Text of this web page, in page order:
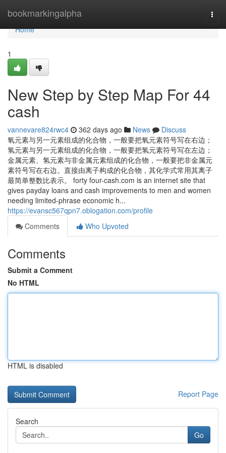
bookmarkingalpha
Home
Home
1
New Step by Step Map For 44
cash
vannevare824rwc4 362 days ago News
Discuss
氧元素与另一元素组成的化合物，一般要把氧元素符号写在右边；
氢元素与另一元素组成的化合物，一般要把氢元素符号写在左边；
金属元素、氢元素与非金属元素组成的化合物，一般要把非金属元
素符号写在右边。直接由离子构成的化合物，其化学式常用其离子
最简单整数比表示。 forty four-cash.com is an internet site that
gives payday loans and cash improvements to men and women
needing limited-phrase economic h...
https://evansc567qpn7.oblogation.com/profile
Comments
Who Upvoted
Comments
Submit a Comment
No HTML
HTML is disabled
Report Page
Search
Go